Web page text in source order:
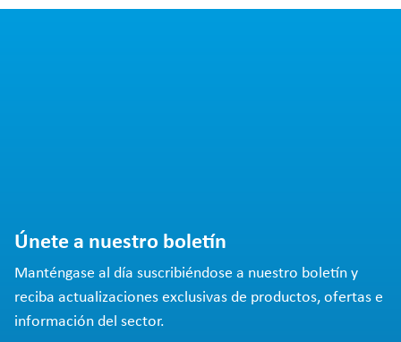
Únete a nuestro boletín
Manténgase al día suscribiéndose a nuestro boletín y
reciba actualizaciones exclusivas de productos, ofertas e
información del sector.